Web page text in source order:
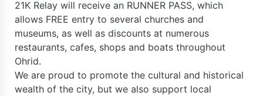
21K Relay will receive an RUNNER PASS, which
allows FREE entry to several churches and
museums, as well as discounts at numerous
restaurants, cafes, shops and boats throughout
Ohrid.
We are proud to promote the cultural and historical
wealth of the city, but we also support local